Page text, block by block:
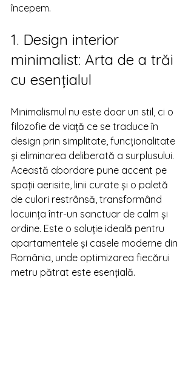
începem.
1. Design interior
minimalist: Arta de a trăi
cu esențialul
Minimalismul nu este doar un stil, ci o
filozofie de viață ce se traduce în
design prin simplitate, funcționalitate
și eliminarea deliberată a surplusului.
Această abordare pune accent pe
spații aerisite, linii curate și o paletă
de culori restrânsă, transformând
locuința într-un sanctuar de calm și
ordine. Este o soluție ideală pentru
apartamentele și casele moderne din
România, unde optimizarea fiecărui
metru pătrat este esențială.